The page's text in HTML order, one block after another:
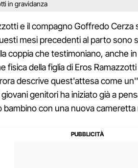
in gravidanza
e il compagno Goffredo Cerza
mesi precedenti al parto sono
coppia che testimoniano, anche
fisica della figlia di Eros
descrive quest'attesa come
genitori ha iniziato già a
bambino con una nuova cameretta